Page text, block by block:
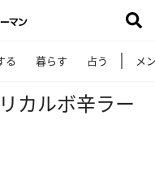
る 暮らす 占う メ
カルボ辛ラー